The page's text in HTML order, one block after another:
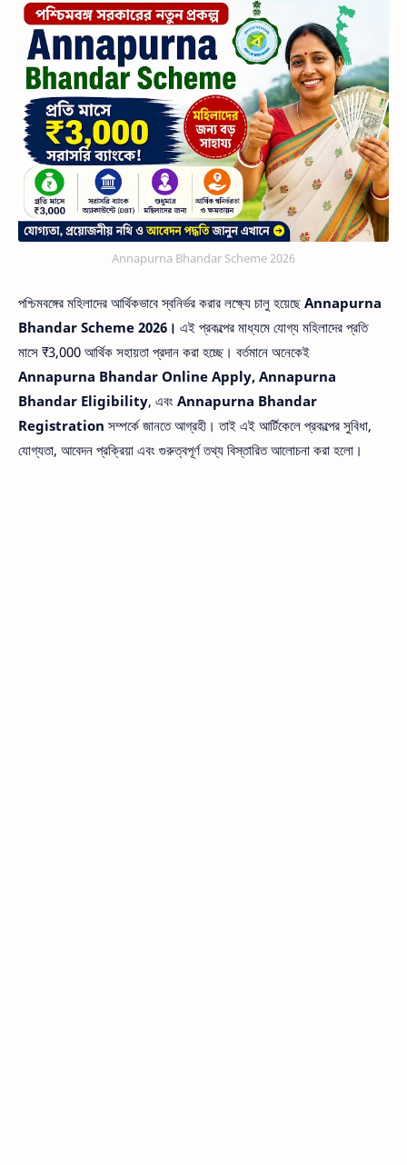
Annapurna Bhandar Scheme 2026
পশ্চিমবঙ্গের মহিলাদের আর্থিকভাবে স্বনির্ভর করার লক্ষ্যে চালু হয়েছে Annapurna
Bhandar Scheme 2026। এই প্রকল্পের মাধ্যমে যোগ্য মহিলাদের প্রতি
মাসে ₹3,000 আর্থিক সহায়তা প্রদান করা হচ্ছে। বর্তমানে অনেকেই
Annapurna Bhandar Online Apply, Annapurna
Bhandar Eligibility, এবং Annapurna Bhandar
Registration সম্পর্কে জানতে আগ্রহী। তাই এই আর্টিকেলে প্রকল্পের সুবিধা,
যোগ্যতা, আবেদন প্রক্রিয়া এবং গুরুত্বপূর্ণ তথ্য বিস্তারিত আলোচনা করা হলো।